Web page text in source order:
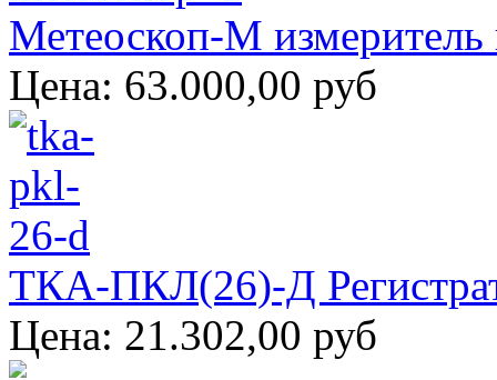
Метеоскоп-М
Цена: 63.000,00 руб
ТКА-ПКЛ(26)-Д
Цена: 21.302,00 руб